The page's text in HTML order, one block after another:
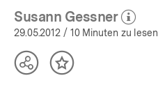
Susann Gessner
(Mehr zum
öffnen
29.05.2012 / 10 Minuten zu lesen
TeilenInhalt